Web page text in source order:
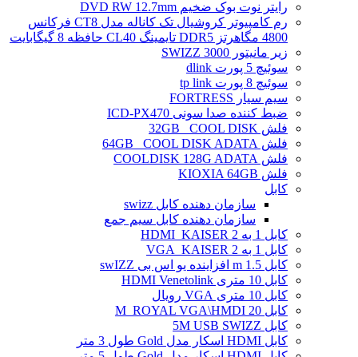
رایتر نوت بوک ضخیم DVD RW 12.7mm
رم کامپیوتر کروشیال تک کاناله مدل CT8 فرکانس
4800 مگاهرتز DDR5 تایمینگ CL40 حافظه 8 گیگابایت
زیر مانیتور SWIZZ 3000
سوئیچ 5 پورت dlink
سوئیچ 8 پورت tp link
سیم سیار FORTRESS
ضبط کننده صدا سونی ICD-PX470
فلش 32GB _COOL DISK
فلش 64GB _COOL DISK ADATA
فلش COOLDISK 128G ADATA
فلش KIOXIA 64GB
کابل
سازمان دهنده کابل swizz
سازمان دهنده کابل سیم جمع
کابل 1 به 2 HDMI_KAISER
کابل 1 به 2 VGA_KAISER
کابل 1.5 m افزاینده یو اس بی swIZZ
کابل 10 متری HDMI Venetolink
کابل 10 متری VGA رویال
کابل 20 M_ROYAL VGA\HMDI
کابل 5M USB SWIZZ
کابل HDMI اسکار مدل Gold طول 3 متر